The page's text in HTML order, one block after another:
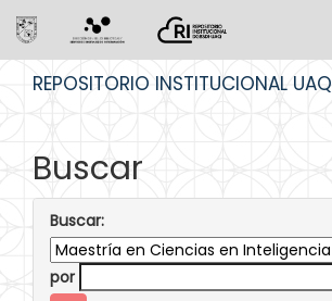
REPOSITORIO INSTITUCIONAL UAQ
Buscar
Buscar:
por